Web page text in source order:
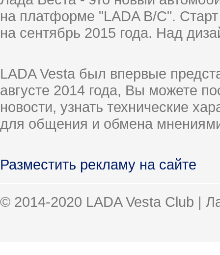
на платформе "LADA B/C".
на сентябрь 2015 года. Над
LADA Vesta был впервые
августе 2014 года, Вы можете
новости, узнать технические
для общения и обмена
Разместить рекламу на сайте
© 2014-2020 LADA Vesta Club |